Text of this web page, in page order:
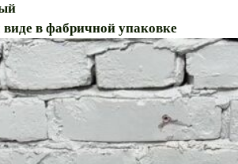
в фабричной упаковке